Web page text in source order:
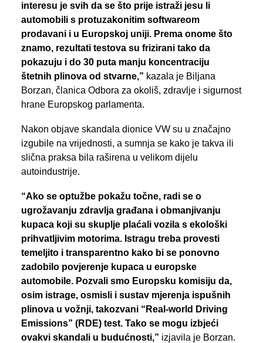
interesu je svih da se što prije istraži jesu li
automobili s protuzakonitim softwareom
prodavani i u Europskoj uniji. Prema onome što
znamo, rezultati testova su frizirani tako da
pokazuju i do 30 puta manju koncentraciju
štetnih plinova od stvarne,” kazala je Biljana
Borzan, članica Odbora za okoliš, zdravlje i sigurnost
hrane Europskog parlamenta.
Nakon objave skandala dionice VW su u značajno
izgubile na vrijednosti, a sumnja se kako je takva ili
slična praksa bila raširena u velikom dijelu
autoindustrije.
“Ako se optužbe pokažu točne, radi se o
ugrožavanju zdravlja građana i obmanjivanju
kupaca koji su skuplje plaćali vozila s ekološki
prihvatljivim motorima. Istragu treba provesti
temeljito i transparentno kako bi se ponovno
zadobilo povjerenje kupaca u europske
automobile. Pozvali smo Europsku komisiju da,
osim istrage, osmisli i sustav mjerenja ispušnih
plinova u vožnji, takozvani “Real-world Driving
Emissions” (RDE) test. Tako se mogu izbjeći
ovakvi skandali u budućnosti,” izjavila je Borzan.